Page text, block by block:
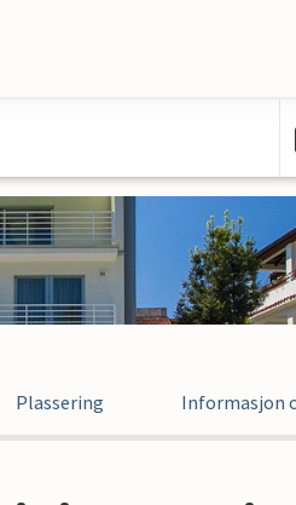
Plassering Informasjon